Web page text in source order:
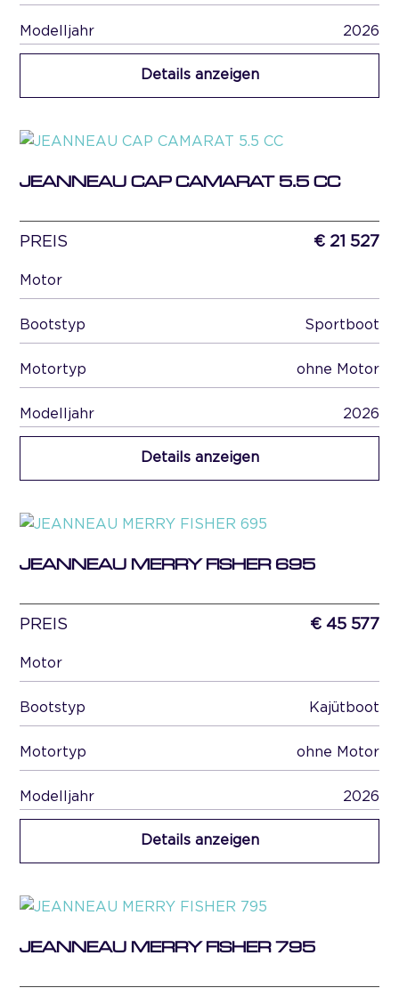
Modelljahr 2026
Details anzeigen
JEANNEAU CAP CAMARAT 5.5 CC
PREIS € 21 527
Motor
Bootstyp Sportboot
Motortyp ohne Motor
Modelljahr 2026
Details anzeigen
JEANNEAU MERRY FISHER 695
PREIS € 45 577
Motor
Bootstyp Kajütboot
Motortyp ohne Motor
Modelljahr 2026
Details anzeigen
JEANNEAU MERRY FISHER 795